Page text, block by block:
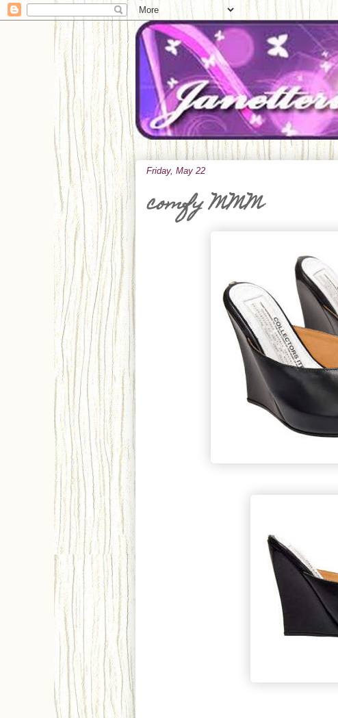
Friday, May 22
comfy MMM